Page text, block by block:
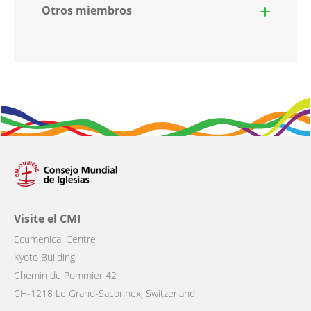
Otros miembros
Visite el CMI
Ecumenical Centre
Kyoto Building
Chemin du Pommier 42
CH-1218 Le Grand-Saconnex, Switzerland